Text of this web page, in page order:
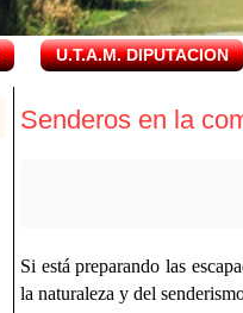
U.T.A.M. DIPUTACION
Senderos en la
Si está preparando las
la naturaleza y del